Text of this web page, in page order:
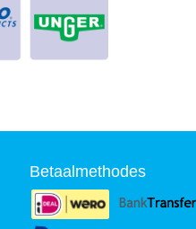
Betaalmethodes